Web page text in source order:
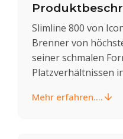
Slimline 800 von
Brenner von
seiner schmalen
Platzverhältnissen
Mehr erfahren....